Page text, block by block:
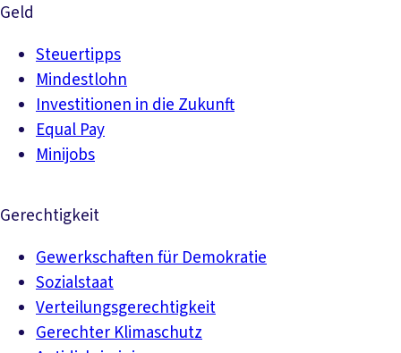
Geld
Steuertipps
Mindestlohn
Investitionen in die Zukunft
Equal Pay
Minijobs
Gerechtigkeit
Gewerkschaften für Demokratie
Sozialstaat
Verteilungsgerechtigkeit
Gerechter Klimaschutz